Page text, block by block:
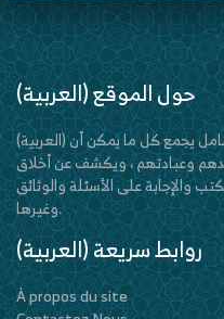
(العربية) حول الموقع
(العربية) موقع الإسلام العتيق هو موقع عام وشامل يجمع كل ما يمكن أن
وعبادتهم ، ويكشف عن أخلاق
والإجابة على الأسئلة والوثائق
وغيرها.
(العربية) روابط سريعة
À propos du site